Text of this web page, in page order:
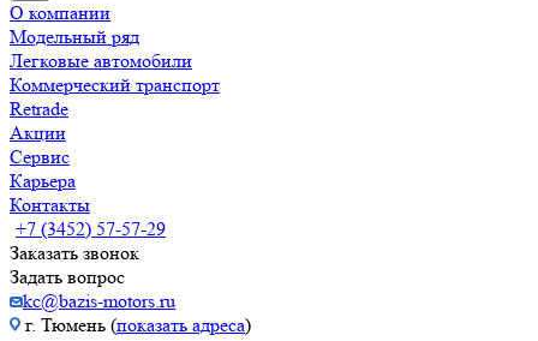
О компании
Модельный ряд
Легковые автомобили
Коммерческий транспорт
Retrade
Акции
Сервис
Карьера
Контакты
+7 (3452) 57-57-29
Заказать звонок
Задать вопрос
kc@bazis-motors.ru
г. Тюмень (показать адреса)